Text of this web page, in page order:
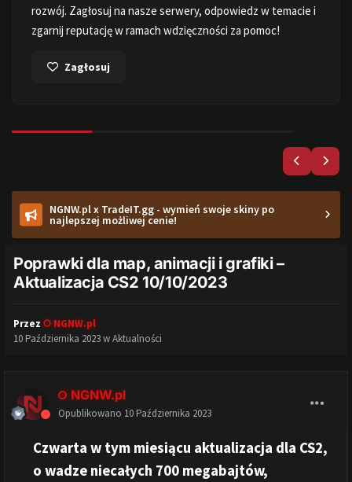
rozwój. Zagłosuj na nasze serwery, odpowiedz w temacie i
zgarnij reputację w ramach wdzięczności za pomoc!
Zagłosuj
NGNW.pl x TradeIT.gg - wymień swoje skiny po
najlepszej możliwej cenie!
Poprawki dla map, animacji i grafiki –
Aktualizacja CS2 10/10/2023
Przez
NGNW.pl
10 Października 2023wAktualności
NGNW.pl
Opublikowano 10 Października 2023
Czwarta w tym miesiącu aktualizacja dla CS2,
o wadze niecałych 700 megabajtów,